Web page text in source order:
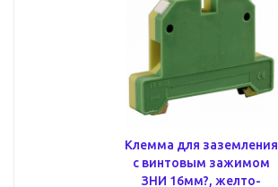
Клемма для заземления
с винтовым зажимом
ЗНИ 16мм?, желто-